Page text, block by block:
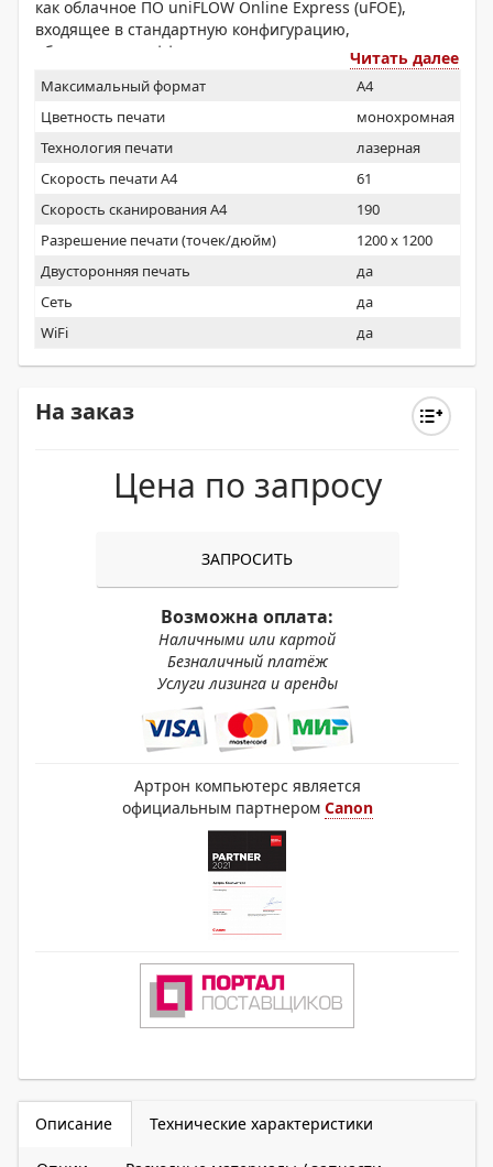
как облачное ПО uniFLOW Online Express (uFOE),
входящее в стандартную конфигурацию,
обеспечивает эффективное управление парком
устройств и оптимальное подключение к облачным
ресурсам. Адаптируемый дизайн позволит сэкономить
пространство, выбрав настольную или напольную
конфигурацию в зависимости от площади офиса и
Читать далее
Максимальный формат
A4
Цветность печати
монохромная
Технология печати
лазерная
Скорость печати А4
61
Скорость сканирования А4
190
Разрешение печати (точек/дюйм)
1200 x 1200
Двусторонняя печать
да
Сеть
да
WiFi
да
На заказ
Цена по запросу
ЗАПРОСИТЬ
Возможна оплата:
Наличными или картой
Безналичный платёж
Услуги лизинга и аренды
Артрон компьютерс является
официальным партнером Canon
Описание Технические характеристики